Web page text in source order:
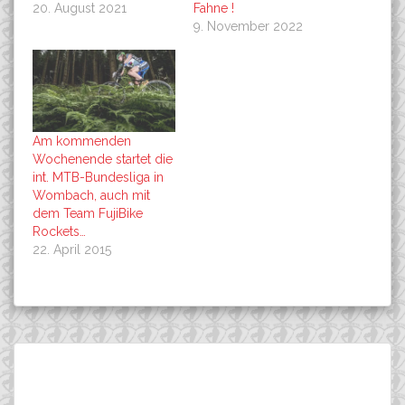
20. August 2021
Fahne !
9. November 2022
Am kommenden
Wochenende startet die
int. MTB-Bundesliga in
Wombach, auch mit
dem Team FujiBike
Rockets…
22. April 2015